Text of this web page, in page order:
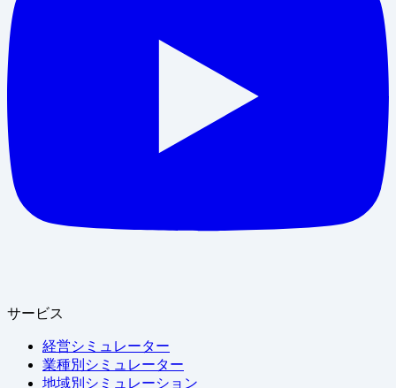
サービス
経営シミュレーター
業種別シミュレーター
地域別シミュレーション